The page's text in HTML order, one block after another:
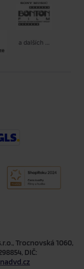
a dalších ...
Trocnovská 1060,
DIČ: